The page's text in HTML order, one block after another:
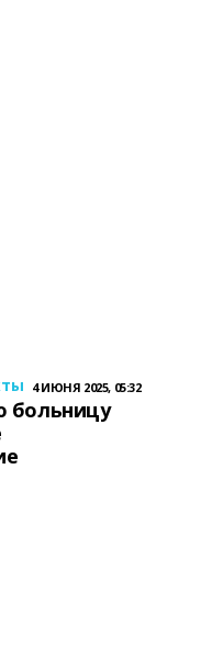
4 ИЮНЯ 2025, 05:32
больницу